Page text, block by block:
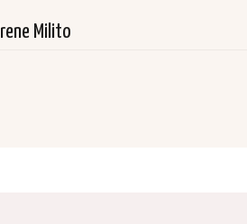
Irene Milito